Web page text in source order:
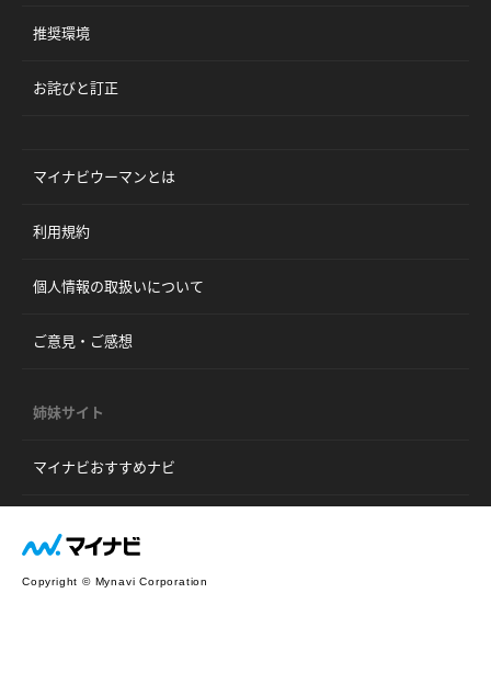
推奨環境
お詫びと訂正
マイナビウーマンとは
利用規約
個人情報の取扱いについて
ご意見・ご感想
姉妹サイト
マイナビおすすめナビ
Copyright © Mynavi Corporation